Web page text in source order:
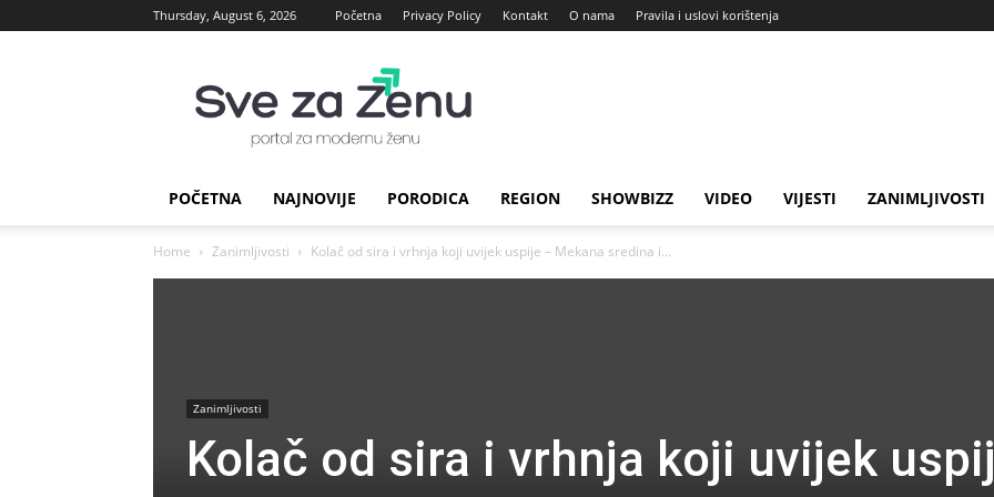
Thursday, August 6, 2026 Početna Privacy Policy Kontakt O nama Pravila i uslovi korištenja
za
Zenu
POČETNA NAJNOVIJE PORODICA REGION SHOWBIZZ VIDEO VIJESTI ZANIMLJIVOSTI
Home Zanimljivosti Kolač od sira i vrhnja koji uvijek uspije – Mekana sredina i...
Zanimljivosti
Kolač od sira i vrhnja koji uvijek